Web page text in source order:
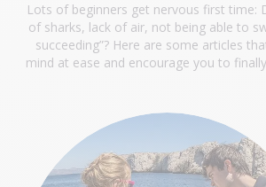
Lots of beginners get nervous first time:
of sharks, lack of air, not being able to
succeeding”? Here are some articles
mind at ease and encourage you to